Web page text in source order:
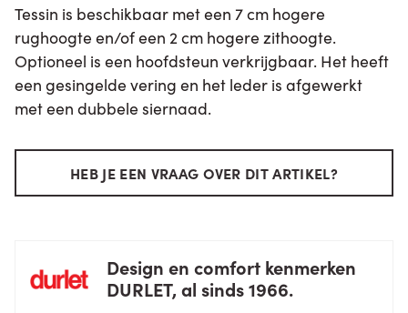
Tessin is beschikbaar met een 7 cm hogere
rughoogte en/of een 2 cm hogere zithoogte.
Optioneel is een hoofdsteun verkrijgbaar. Het heeft
een gesingelde vering en het leder is afgewerkt
met een dubbele siernaad.
HEB JE EEN VRAAG OVER DIT ARTIKEL?
Design en comfort kenmerken
DURLET, al sinds 1966.